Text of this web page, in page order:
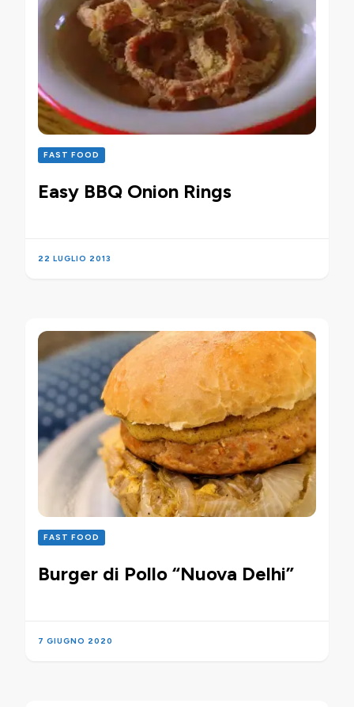
FAST FOOD
Easy BBQ Onion Rings
22 LUGLIO 2013
FAST FOOD
Burger di Pollo “Nuova Delhi”
7 GIUGNO 2020